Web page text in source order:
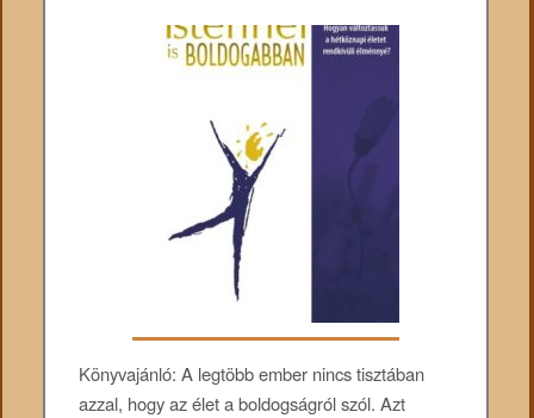
Könyvajánló: A legtöbb ember nincs tisztában
azzal, hogy az élet a boldogságról szól. Azt